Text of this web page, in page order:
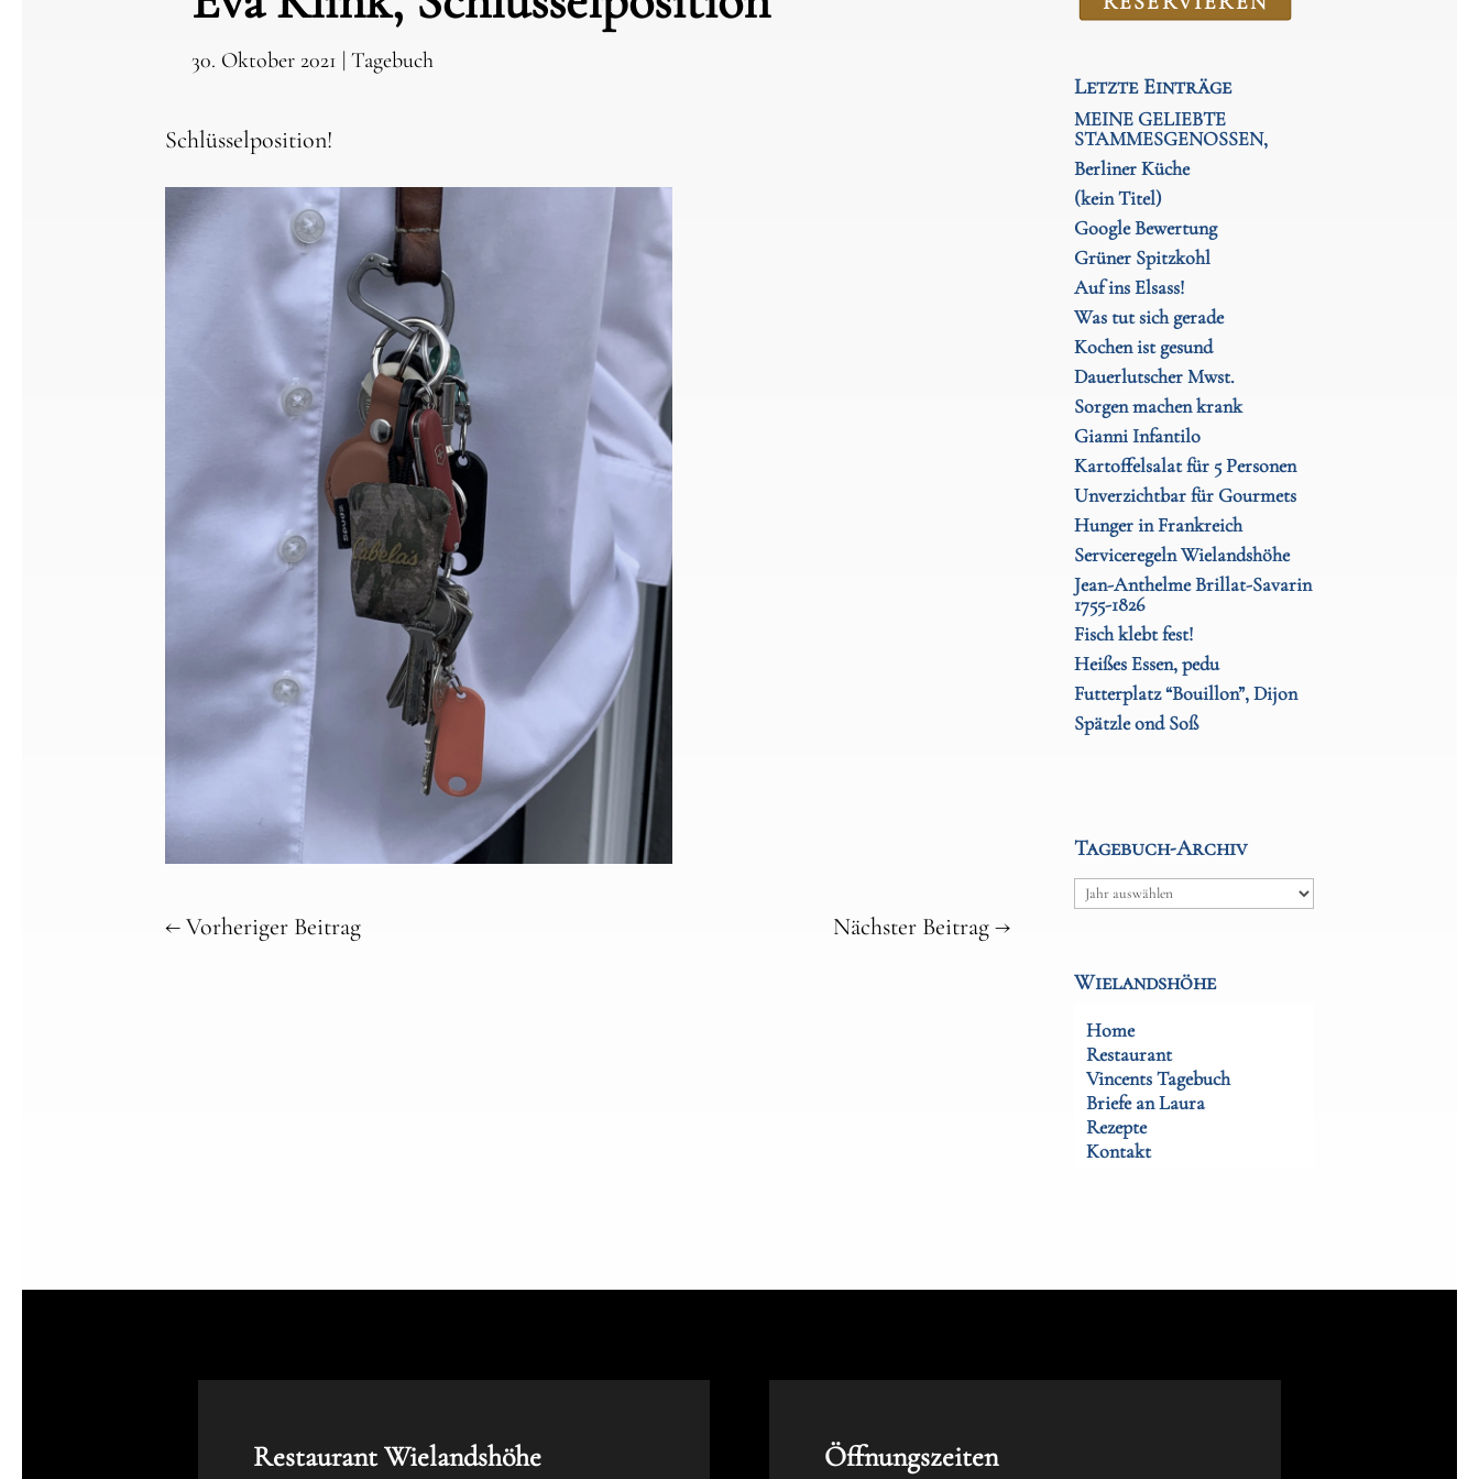
30. Oktober 2021 |Tagebuch
Schlüsselposition!
←Vorheriger Beitrag Nächster Beitrag→
Letzte Einträge
MEINE GELIEBTE
STAMMESGENOSSEN,
Berliner Küche
(kein Titel)
Google Bewertung
Grüner Spitzkohl
Auf ins Elsass!
Was tut sich gerade
Kochen ist gesund
Dauerlutscher Mwst.
Sorgen machen krank
Gianni Infantilo
Kartoffelsalat für 5 Personen
Unverzichtbar für Gourmets
Hunger in Frankreich
Serviceregeln Wielandshöhe
Jean-Anthelme Brillat-Savarin
1755-1826
Fisch klebt fest!
Heißes Essen, pedu
Futterplatz “Bouillon”, Dijon
Spätzle ond Soß
Tagebuch-Archiv
Archiv
Wielandshöhe
Home
Restaurant
Vincents Tagebuch
Briefe an Laura
Rezepte
Kontakt
Restaurant Wielandshöhe Öffnungszeiten